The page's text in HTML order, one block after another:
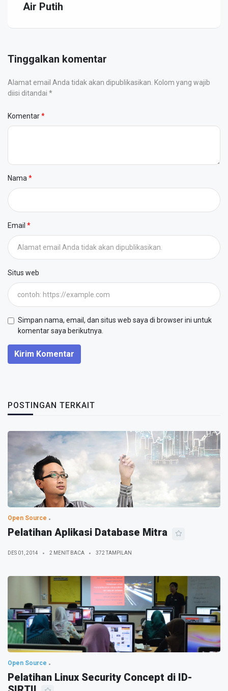
Air Putih
Tinggalkan komentar
Alamat email Anda tidak akan dipublikasikan. Kolom yang wajib
diisi ditandai *
Komentar
Nama
Email
Situs web
Simpan nama, email, dan situs web saya di browser ini untuk
komentar saya berikutnya.
Kirim Komentar
POSTINGAN TERKAIT
Open Source
Pelatihan Aplikasi Database Mitra
DES 01, 2014 2 MENIT BACA 372 TAMPILAN
Open Source
Pelatihan Linux Security Concept di ID-